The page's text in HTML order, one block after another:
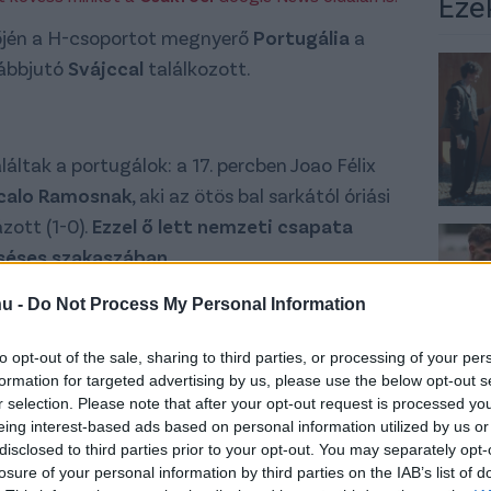
- Do Not Process My Personal Information
opt-out of the sale, sharing to third parties, or processing of your
for targeted advertising by us, please use the below opt-out
selection. Please note that after your opt-out request is processed
interest-based ads based on personal information utilized by us
to third parties prior to your opt-out. You may separately
of your personal information by third parties on the IAB’s list of
a H-csoportot megnyerő Portugália a
Svájccal találkozott.
a portugálok: a 17. percben Joao Félix
Ramosnak, aki az ötös bal sarkától óriási
(1-0). Ezzel ő lett nemzeti csapata
szakaszában.
az egyenlítéshez, amikor Shaqiri 30
mellé tolnia Costának. Gólt azonban
jobb oldali szögletétPepe fejelte az
39 évesen és 283 naposan Pepe lett
aki gólt szerzett egy vb egyenes kieséses